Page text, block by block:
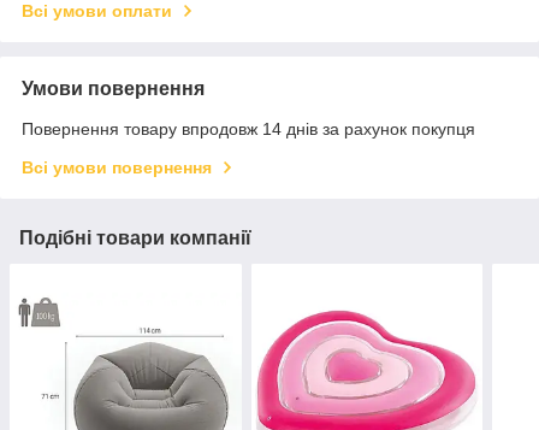
Всі умови оплати
Умови повернення
Повернення товару впродовж 14 днів за рахунок покупця
Всі умови повернення
Подібні товари компанії